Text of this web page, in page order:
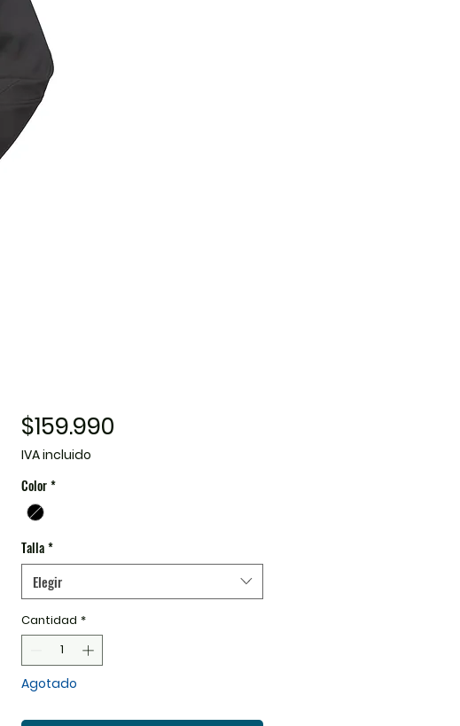
$159.990Precio
IVA incluido
Color *
Talla *
Elegir
Cantidad *
Agotado